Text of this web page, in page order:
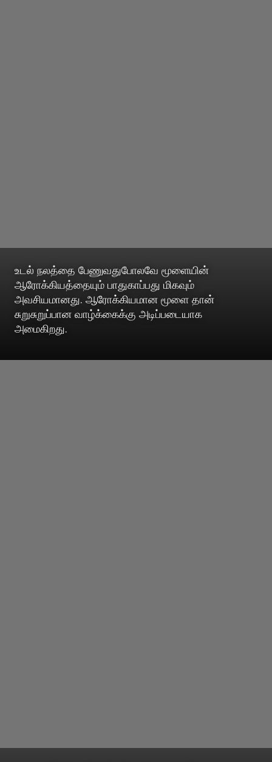
உடல் நலத்தை பேணுவதுபோலவே மூளையின்
ஆரோக்கியத்தையும் பாதுகாப்பது மிகவும்
அவசியமானது. ஆரோக்கியமான மூளை தான்
சுறுசுறுப்பான வாழ்க்கைக்கு அடிப்படையாக
அமைகிறது.